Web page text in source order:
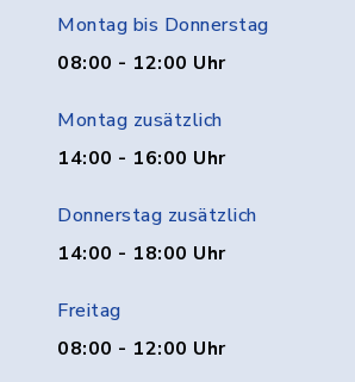
Montag bis Donnerstag
08:00 - 12:00 Uhr
Montag zusätzlich
14:00 - 16:00 Uhr
Donnerstag zusätzlich
14:00 - 18:00 Uhr
Freitag
08:00 - 12:00 Uhr